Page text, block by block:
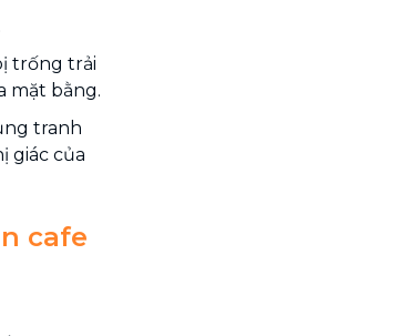
trống trải
mặt bằng.
tranh
giác của
cafe